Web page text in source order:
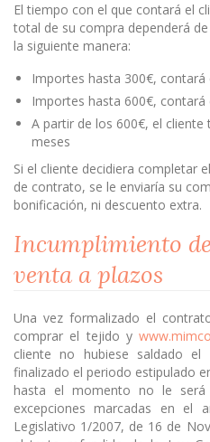
El tiempo con el que contará el
total de su compra dependerá
la siguiente manera:
Importes hasta 300€, contará
Importes hasta 600€, contará
A partir de los 600€, el
meses
Si el cliente decidiera completar
de contrato, se le enviaría su
bonificación, ni descuento extra.
Incumplimiento
venta a plazos
Una vez formalizado el
comprar el tejido y
cliente no hubiese saldado
finalizado el periodo estipulado
hasta el momento no le será
excepciones marcadas en el
Legislativo 1/2007, de 16 de